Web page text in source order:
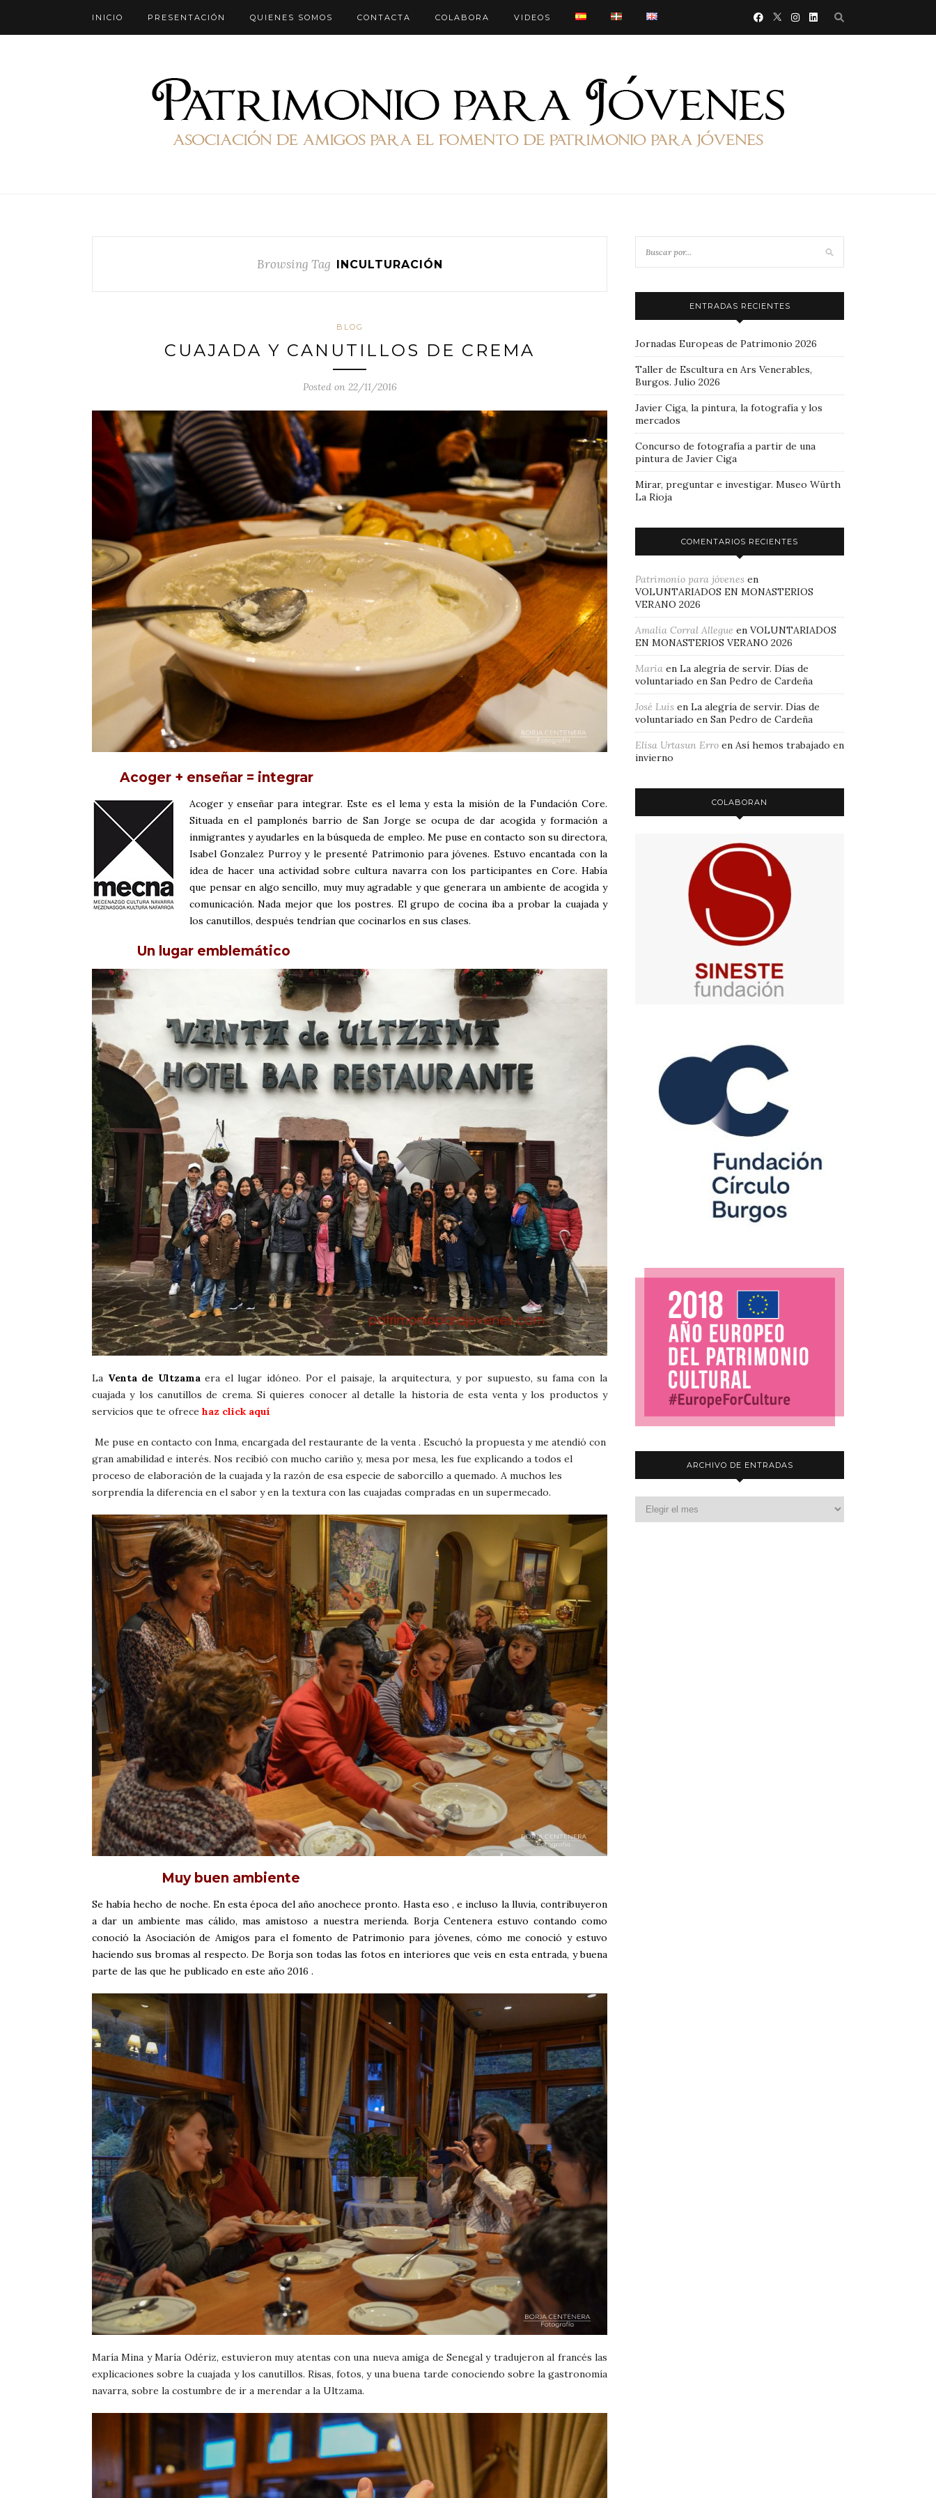
INICIO PRESENTACIÓN QUIENES SOMOS CONTACTA COLABORA VIDEOS
Browsing Tag INCULTURACIÓN
BLOG
CUAJADA Y CANUTILLOS DE CREMA
Posted on 22/11/2016
Acoger + enseñar = integrar
Acoger y enseñar para integrar. Este es el lema y esta la misión de la Fundación Core.
Situada en el pamplonés barrio de San Jorge se ocupa de dar acogida y formación a
inmigrantes y ayudarles en la búsqueda de empleo. Me puse en contacto son su directora,
Isabel Gonzalez Purroy y le presenté Patrimonio para jóvenes. Estuvo encantada con la
idea de hacer una actividad sobre cultura navarra con los participantes en Core. Había
que pensar en algo sencillo, muy muy agradable y que generara un ambiente de acogida y
comunicación. Nada mejor que los postres. El grupo de cocina iba a probar la cuajada y
los canutillos, después tendrían que cocinarlos en sus clases.
Un lugar emblemático
La Venta de Ultzamaera el lugar idóneo. Por el paisaje, la arquitectura, y por supuesto, su fama con la
cuajada y los canutillos de crema. Si quieres conocer al detalle la historia de esta venta y los productos y
servicios que te ofrece haz click aquí
Me puse en contacto con Inma, encargada del restaurante de la venta . Escuchó la propuesta y me atendió con
gran amabilidad e interés. Nos recibió con mucho cariño y, mesa por mesa, les fue explicando a todos el
proceso de elaboración de la cuajada y la razón de esa especie de saborcillo a quemado. A muchos les
sorprendía la diferencia en el sabor y en la textura con las cuajadas compradas en un supermecado.
Muy buen ambiente
Se había hecho de noche. En esta época del año anochece pronto. Hasta eso , e incluso la lluvia, contribuyeron
a dar un ambiente mas cálido, mas amistoso a nuestra merienda. Borja Centenera estuvo contando como
conoció la Asociación de Amigos para el fomento de Patrimonio para jóvenes, cómo me conoció y estuvo
haciendo sus bromas al respecto. De Borja son todas las fotos en interiores que veis en esta entrada, y buena
parte de las que he publicado en este año 2016 .
María Mina y María Odériz, estuvieron muy atentas con una nueva amiga de Senegal y tradujeron al francés las
explicaciones sobre la cuajada y los canutillos. Risas, fotos, y una buena tarde conociendo sobre la gastronomía
navarra, sobre la costumbre de ir a merendar a la Ultzama.
ENTRADAS RECIENTES
Jornadas Europeas de Patrimonio 2026
Taller de Escultura en Ars Venerables,
Burgos. Julio 2026
Javier Ciga, la pintura, la fotografía y los
mercados
Concurso de fotografía a partir de una
pintura de Javier Ciga
Mirar, preguntar e investigar. Museo Würth
La Rioja
COMENTARIOS RECIENTES
Patrimonio para jóvenes en
VOLUNTARIADOS EN MONASTERIOS
VERANO 2026
Amalia Corral Allegue en VOLUNTARIADOS
EN MONASTERIOS VERANO 2026
Maria en La alegría de servir. Días de
voluntariado en San Pedro de Cardeña
José Luis en La alegría de servir. Días de
voluntariado en San Pedro de Cardeña
Elisa Urtasun Erro en Así hemos trabajado en
invierno
COLABORAN
ARCHIVO DE ENTRADAS